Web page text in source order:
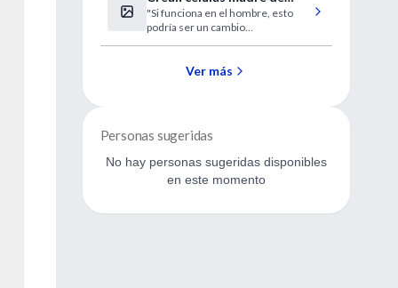
tipo embrionario sin
embriones
"Si funciona en el hombre, esto
podría ser un cambio
Ver más
Personas sugeridas
No hay personas sugeridas disponibles
en este momento